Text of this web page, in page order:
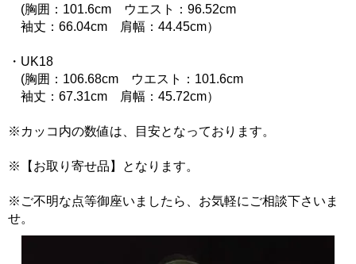
(胸囲：101.6cm ウエスト：96.52cm
袖丈：66.04cm 肩幅：44.45cm）
・UK18
(胸囲：106.68cm ウエスト：101.6cm
袖丈：67.31cm 肩幅：45.72cm）
※カッコ内の数値は、目安となっております。
※【お取り寄せ品】となります。
※ご不明な点等御座いましたら、お気軽にご相談下さいま
せ。